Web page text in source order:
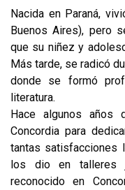
Nacida en Paraná,
Buenos Aires), pero
que su niñez y
Más tarde, se radicó
donde se formó
literatura.
Hace algunos años
Concordia para
tantas satisfacciones
los dio en talleres
reconocido en